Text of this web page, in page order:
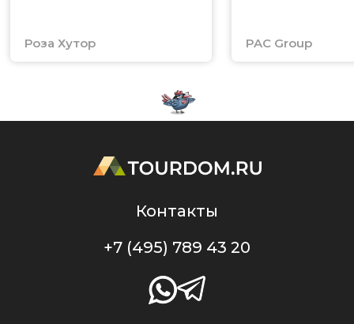
Роза Хутор PAC Group
Контакты
+7 (495) 789 43 20